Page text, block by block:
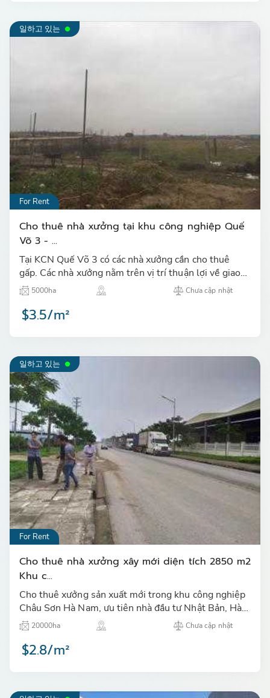
일하고 있는
For Rent
Cho thuê nhà xưởng tại khu công nghiệp Quế
Võ 3 - ...
Tại KCN Quế Võ 3 có các nhà xưởng cần cho thuê
gấp. Các nhà xưởng nằm trên vị trí thuận lợi về giao
thông đường bộ và giao thương với các vùng kinh tế
trọng điể…
5000ha Chưa cập nhật
$3.5/m²
일하고 있는
For Rent
Cho thuê nhà xưởng xây mới diện tích 2850 m2
Khu c...
Cho thuê xưởng sản xuất mới trong khu công nghiệp
Châu Sơn Hà Nam, ưu tiên nhà đầu tư Nhật Bản, Hàn
Quốc,... sản xuất lĩnh vực công nghệ cao, sạch, thân
thiện v…
20000ha Chưa cập nhật
$2.8/m²